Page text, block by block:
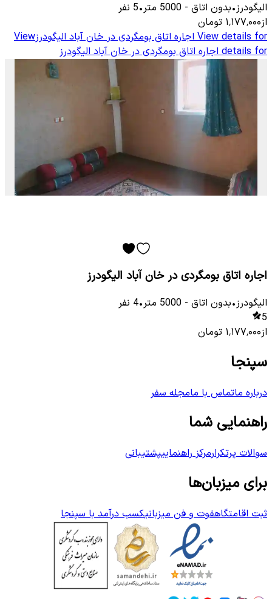
الیگودرز•بدون اتاق -
5000 متر•
5 نفر
از۱٬۱۷۷٬۰۰۰ تومان
View details for اجاره اتاق بومگردی در خان آباد الیگودرزView
details for اجاره اتاق بومگردی در خان آباد الیگودرز
اجاره اتاق بومگردی در خان آباد الیگودرز
الیگودرز•بدون اتاق -
5000 متر•
4 نفر
5
از۱٬۱۷۷٬۰۰۰ تومان
سپنجا
درباره ماتماس با مامجله سفر
راهنمایی شما
سوالات پرتکرارمرکز راهنماییپشتیبانی
برای میزبان‌ها
ثبت اقامتگاهفوت و فن میزبانیکسب درآمد با سپنجا